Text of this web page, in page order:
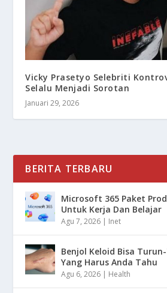
Vicky Prasetyo Selebriti
Selalu Menjadi Sorotan
Januari 29, 2026
BERITA TERBARU
Microsoft 365 Paket
Untuk Kerja Dan Belajar
Agu 7, 2026 | Inet
Benjol Keloid Bisa
Yang Harus Anda Tahu
Agu 6, 2026 | Health